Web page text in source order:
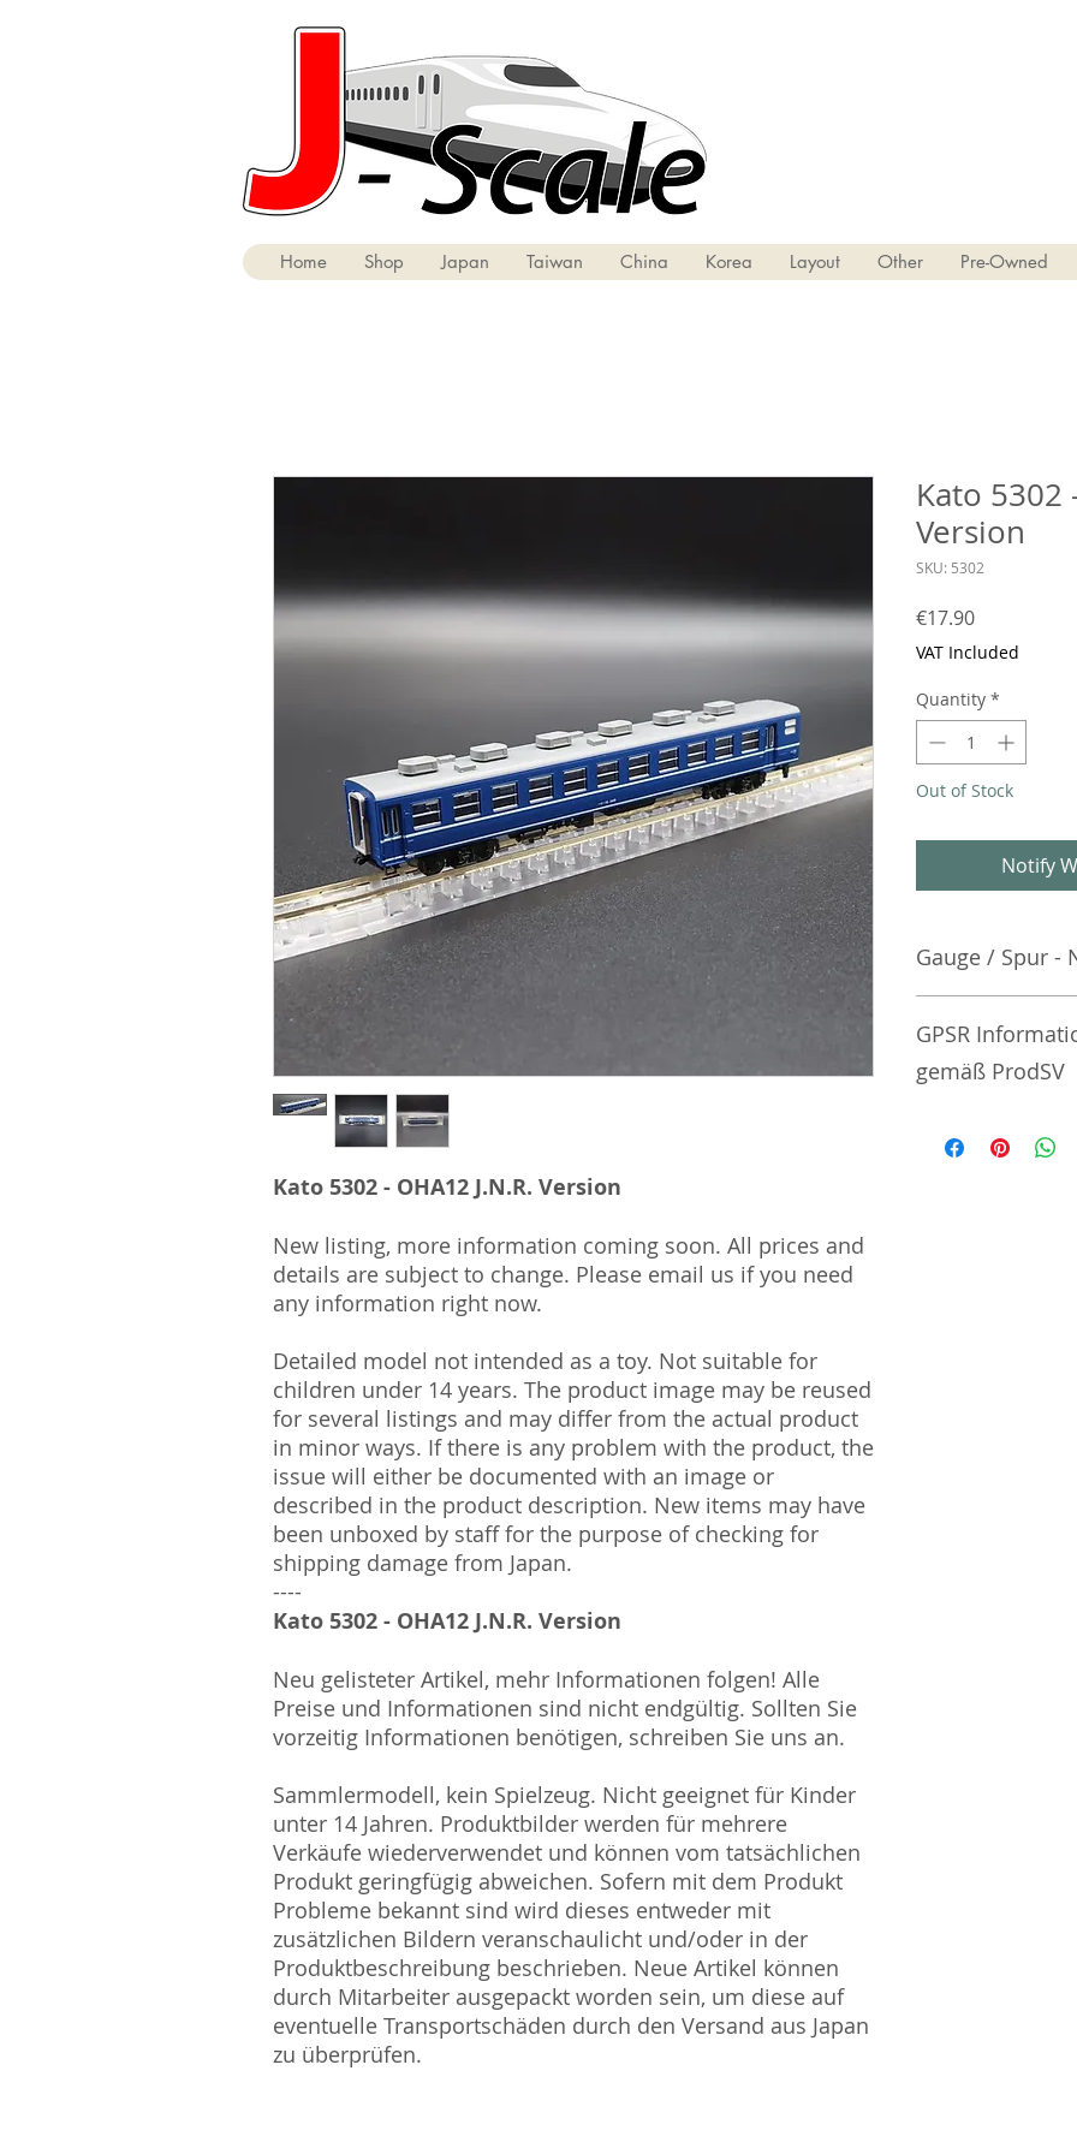
Home Shop Japan Taiwan China Korea Layout Other Pre-Owned
Kato 5302 - OHA12 J.N.R. Version
New listing, more information coming soon. All prices and
details are subject to change. Please email us if you need
any information right now.
Detailed model not intended as a toy. Not suitable for
children under 14 years. The product image may be reused
for several listings and may differ from the actual product
in minor ways. If there is any problem with the product, the
issue will either be documented with an image or
described in the product description. New items may have
been unboxed by staff for the purpose of checking for
shipping damage from Japan.
----
Kato 5302 - OHA12 J.N.R. Version
Neu gelisteter Artikel, mehr Informationen folgen! Alle
Preise und Informationen sind nicht endgültig. Sollten Sie
vorzeitig Informationen benötigen, schreiben Sie uns an.
Sammlermodell, kein Spielzeug. Nicht geeignet für Kinder
unter 14 Jahren. Produktbilder werden für mehrere
Verkäufe wiederverwendet und können vom tatsächlichen
Produkt geringfügig abweichen. Sofern mit dem Produkt
Probleme bekannt sind wird dieses entweder mit
zusätzlichen Bildern veranschaulicht und/oder in der
Produktbeschreibung beschrieben. Neue Artikel können
durch Mitarbeiter ausgepackt worden sein, um diese auf
eventuelle Transportschäden durch den Versand aus Japan
zu überprüfen.
Kato 5302
Version
SKU: 5302
€17.90Price
VAT Included
Quantity *
Out of Stock
Notify
Gauge / Spur -
GPSR
gemäß ProdSV
Manufacturer /